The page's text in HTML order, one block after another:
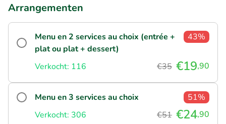
Arrangementen
Menu en 2 services au choix (entrée +
plat ou plat + dessert)
43%
Verkocht: 116 €35 €19,90
Menu en 3 services au choix
51%
Verkocht: 306
€51 €24,90